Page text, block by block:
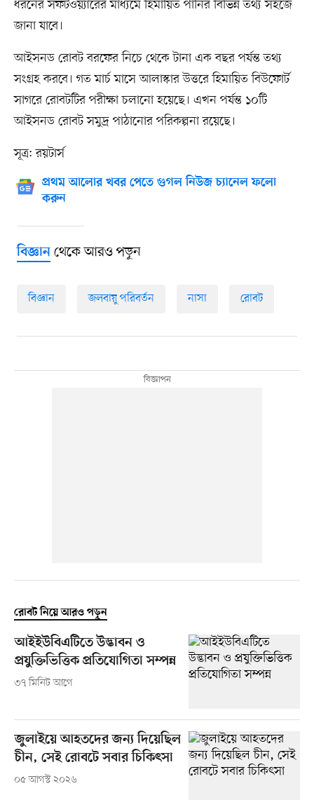
ধরনের সফটওয়্যারের মাধ্যমে হিমায়িত পানির বিভিন্ন তথ্য সহজে
জানা যাবে।
আইসনড রোবট বরফের নিচে থেকে টানা এক বছর পর্যন্ত তথ্য
সংগ্রহ করবে। গত মার্চ মাসে আলাস্কার উত্তরে হিমায়িত বিউফোর্ট
সাগরে রোবটটির পরীক্ষা চলানো হয়েছে। এখন পর্যন্ত ১০টি
আইসনড রোবট সমুদ্র পাঠানোর পরিকল্পনা রয়েছে।
সূত্র: রয়টার্স
প্রথম আলোর খবর পেতে গুগল নিউজ চ্যানেল ফলো
করুন
বিজ্ঞানথেকে আরও পড়ুন
বিজ্ঞান জলবায়ু পরিবর্তন নাসা রোবট
রোবট নিয়ে আরও পড়ুন
আইইউবিএটিতে উদ্ভাবন ও
প্রযুক্তিভিত্তিক প্রতিযোগিতা সম্পন্ন
৩৭ মিনিট আগে
জুলাইয়ে আহতদের জন্য দিয়েছিল
চীন, সেই রোবটে সবার চিকিৎসা
০৫ আগস্ট ২০২৬